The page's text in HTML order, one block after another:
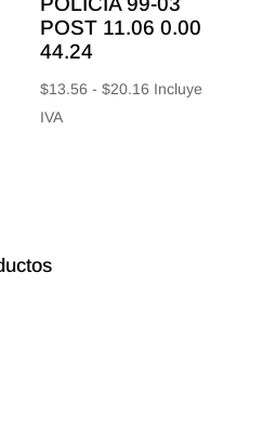
POST 11.06 0.00
44.24
$13.56 - $20.16 Rango
Incluye
IVA